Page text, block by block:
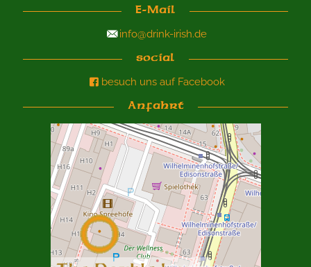
E-Mail
info@drink-irish.de
social
besuch uns auf Facebook
Anfahrt